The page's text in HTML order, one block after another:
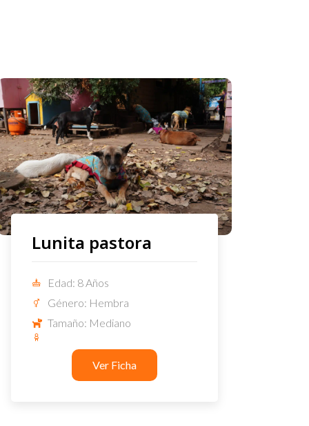
Lunita pastora
Edad: 8 Años
Género: Hembra
Tamaño: Mediano
Ver Ficha